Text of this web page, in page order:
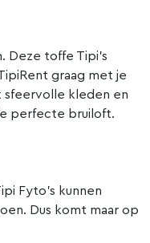
Deze toffe Tipi’s
graag met je
sfeervolle kleden en
perfecte bruiloft.
Fyto’s kunnen
Dus komt maar op